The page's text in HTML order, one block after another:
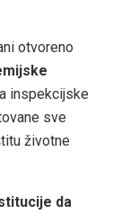
otvoreno
inspekcijske
sve
životne
da